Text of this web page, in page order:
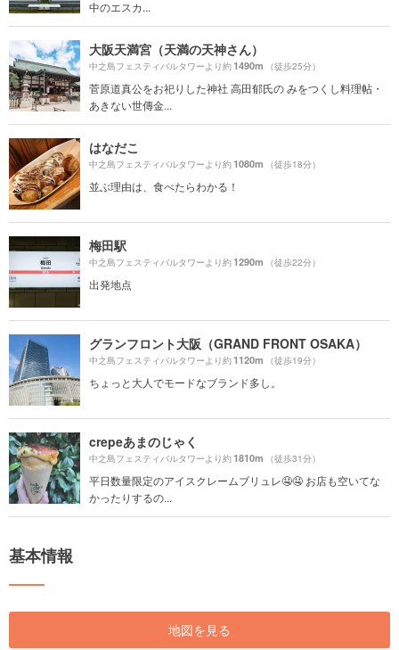
中のエスカ...
大阪天満宮（天満の天神さん）
中之島フェスティバルタワーより約1490m （徒歩25分）
菅原道真公をお祀りした神社 高田郁氏の みをつくし料理帖・
あきない世傳金...
はなだこ
中之島フェスティバルタワーより約1080m （徒歩18分）
並ぶ理由は、食べたらわかる！
梅田駅
中之島フェスティバルタワーより約1290m （徒歩22分）
出発地点
グランフロント大阪（GRAND FRONT OSAKA）
中之島フェスティバルタワーより約1120m （徒歩19分）
ちょっと大人でモードなブランド多し。
crepeあまのじゃく
中之島フェスティバルタワーより約1810m （徒歩31分）
平日数量限定のアイスクレームブリュレ🤤🤤 お店も空いてな
かったりするの...
基本情報
地図を見る